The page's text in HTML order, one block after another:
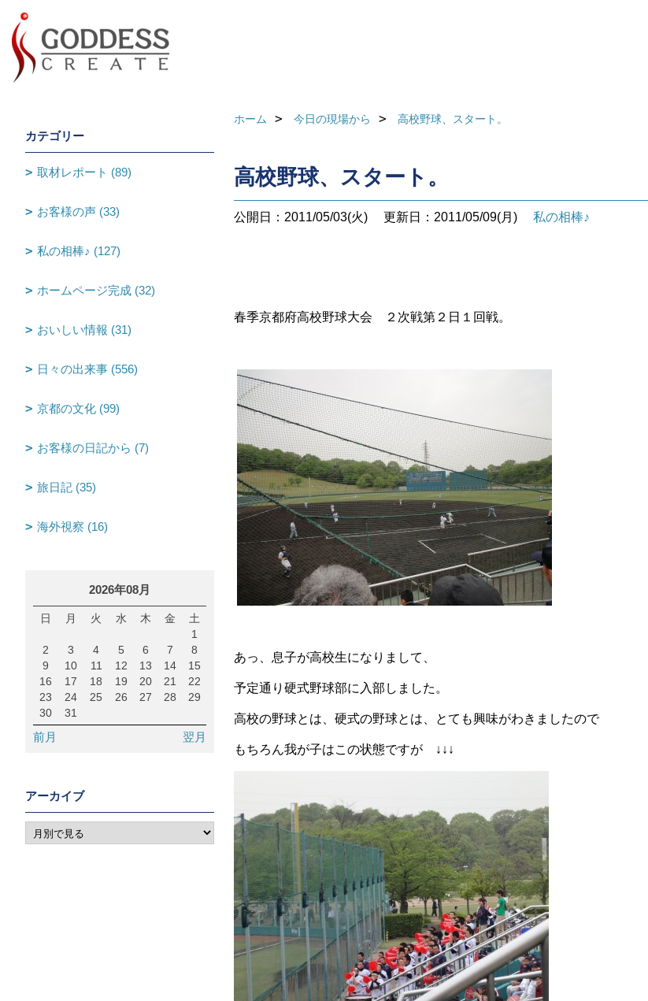
ホーム 今日の現場から 高校野球、スタート。
高校野球、スタート。
公開日：2011/05/03(火) 更新日：2011/05/09(月) 私の相棒♪
春季京都府高校野球大会 ２次戦第２日 １回戦。
あっ、息子が高校生になりまして、
予定通り硬式野球部に入部しました。
高校の野球とは、硬式の野球とは、とても興味がわきましたので
もちろん我が子はこの状態ですが ↓↓↓
カテゴリー
取材レポート (89)
お客様の声 (33)
私の相棒♪ (127)
ホームページ完成 (32)
おいしい情報 (31)
日々の出来事 (556)
京都の文化 (99)
お客様の日記から (7)
旅日記 (35)
海外視察 (16)
2026年08月
日 月 火 水 木 金
土
1
2
3 4 5 6 7
8
9
10 11 12 13 14
15
16
17 18 19 20 21
22
23
24 25 26 27 28
29
30
31
前月 翌月
アーカイブ